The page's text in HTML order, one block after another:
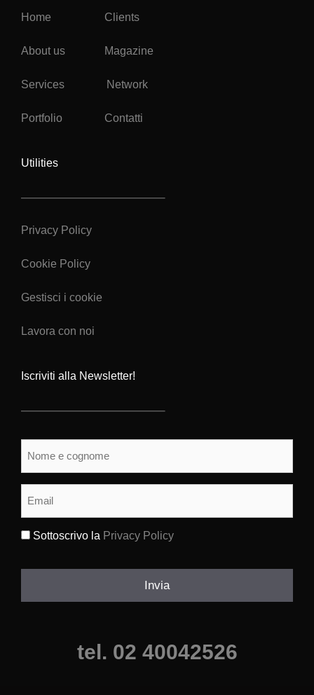
Home Clients
About us Magazine
Services Network
Portfolio Contatti
Utilities
Privacy Policy
Cookie Policy
Gestisci i cookie
Lavora con noi
Iscriviti alla Newsletter!
Sottoscrivo la Privacy Policy
Invia
tel. 02 40042526